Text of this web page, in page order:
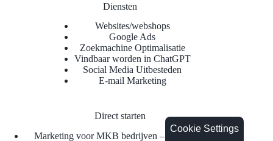
Cookie Settings
Diensten
Websites/webshops
Google Ads
Zoekmachine Optimalisatie
Vindbaar worden in ChatGPT
Social Media Uitbesteden
E-mail Marketing
Direct starten
Marketing voor MKB bedrijven – betere klanten &